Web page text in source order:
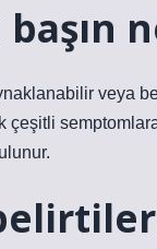
veya
çeşitli